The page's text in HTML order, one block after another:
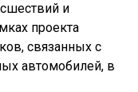
и
проекта
связанных с
автомобилей, в